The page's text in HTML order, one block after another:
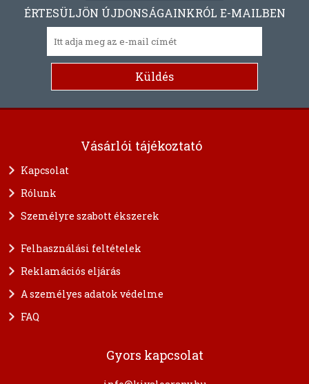
ÉRTESÜLJÖN ÚJDONSÁGAINKRÓL E-MAILBEN
Vásárlói tájékoztató
Kapcsolat
Rólunk
Személyre szabott ékszerek
Felhasználási feltételek
Reklamációs eljárás
A személyes adatok védelme
FAQ
Gyors kapcsolat